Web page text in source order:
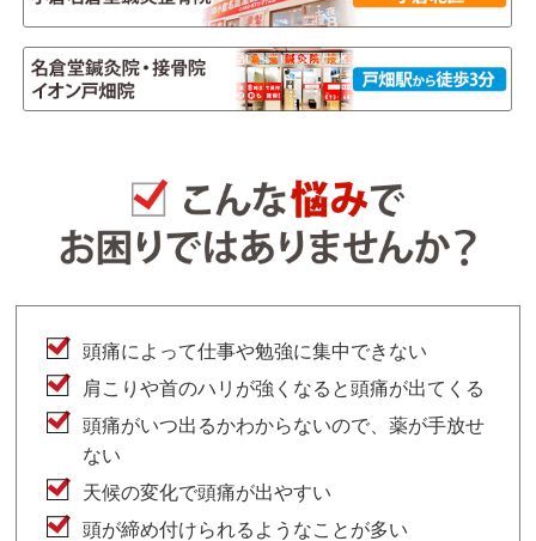
頭痛によって仕事や勉強に集中できない
肩こりや首のハリが強くなると頭痛が出てくる
頭痛がいつ出るかわからないので、薬が手放せ
ない
天候の変化で頭痛が出やすい
頭が締め付けられるようなことが多い